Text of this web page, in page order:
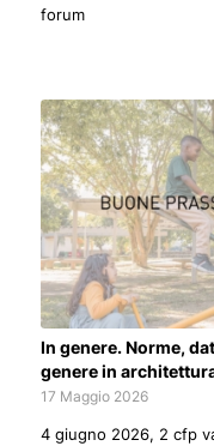
forum
In genere. Norme,
genere in
17 Maggio 2026
4 giugno 2026, 2 cfp